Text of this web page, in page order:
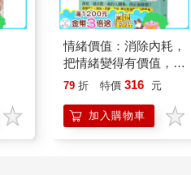
情緒價值：消除內耗，
把情緒變得有價值，跟
誰都能自在相處
79 折 特價 316 元
加入購物車